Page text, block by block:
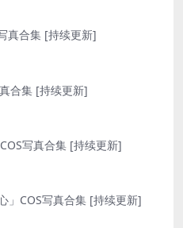
真合集 [持续更新]
合集 [持续更新]
写真合集 [持续更新]
」COS写真合集 [持续更新]